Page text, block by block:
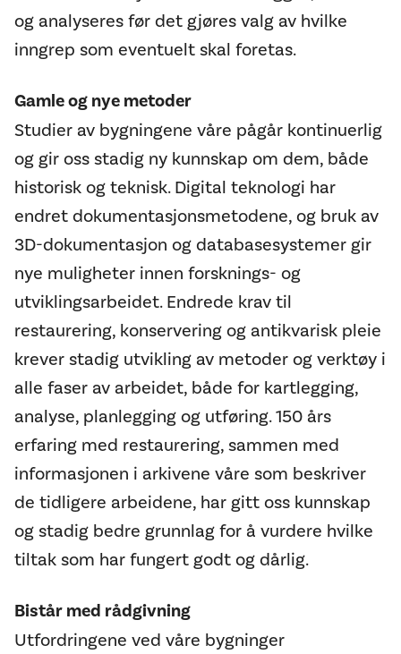
og analyseres før det gjøres valg av hvilke
inngrep som eventuelt skal foretas.
Gamle og nye metoder
Studier av bygningene våre pågår kontinuerlig
og gir oss stadig ny kunnskap om dem, både
historisk og teknisk. Digital teknologi har
endret dokumentasjonsmetodene, og bruk av
3D-dokumentasjon og databasesystemer gir
nye muligheter innen forsknings- og
utviklingsarbeidet. Endrede krav til
restaurering, konservering og antikvarisk pleie
krever stadig utvikling av metoder og verktøy i
alle faser av arbeidet, både for kartlegging,
analyse, planlegging og utføring. 150 års
erfaring med restaurering, sammen med
informasjonen i arkivene våre som beskriver
de tidligere arbeidene, har gitt oss kunnskap
og stadig bedre grunnlag for å vurdere hvilke
tiltak som har fungert godt og dårlig.
Bistår med rådgivning
Utfordringene ved våre bygninger